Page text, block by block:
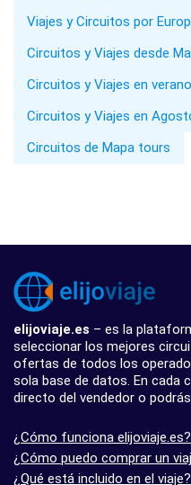
Viajes y Circuitos por
Circuitos y Viajes desde
Circuitos y Viajes en verano
Circuitos y Viajes en
Circuitos de Mapa tours
elijoviaje.es – es la
seleccionar los mejores
ofertas de todos los
sola base de datos. En
directo del vendedor o
¿Cómo funciona elijoviaje.es?
¿Cómo puedo comprar un
¿Qué está incluido en el viaje?